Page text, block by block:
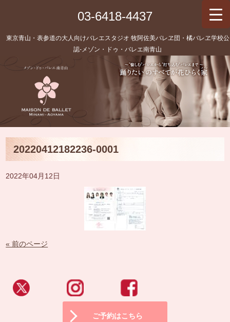
03-6418-4437
東京青山・表参道の大人向けバレエスタジオ 牧阿佐美バレヱ団・橘バレヱ学校公
認‐メゾン・ドゥ・バレエ南青山
20220412182236-0001
2022年04月12日
« 前のページ
ご予約はこちら